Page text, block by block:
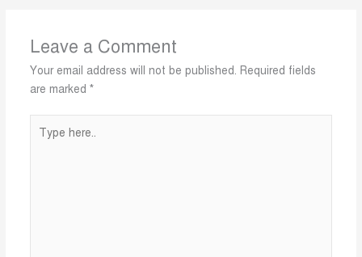
Leave a Comment
Your email address will not be published. Required fields
are marked *
here..